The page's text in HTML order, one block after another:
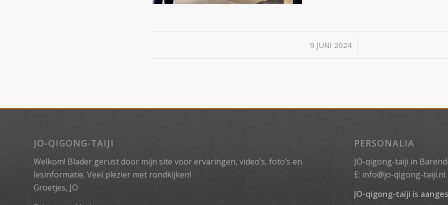
9 JUNI 2024
/
JO-QIGONG-TAIJI
Welkom! Blader gerust door mijn site voor ervaringen, video’s, foto’s en
lesinformatie. Veel plezier met rondkijken!
Groetjes, JO
PERSONALIA
JO-qigong-taiji in
E: info@jo-qigong-taiji.nl
JO-qigong-taiji is